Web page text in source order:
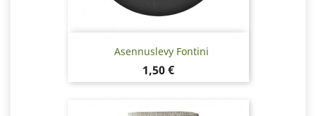
Asennuslevy Fontini
Hinta
1,50 €